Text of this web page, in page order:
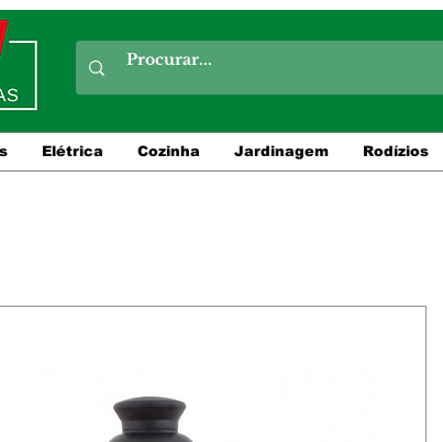
Elétrica Cozinha Jardinagem Rodízios